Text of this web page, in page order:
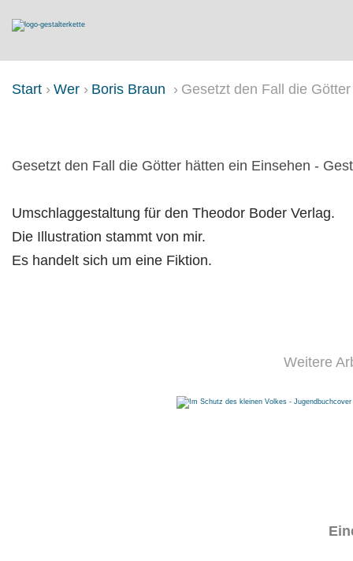
Start Wer Boris Braun Gesetzt den Fall die
Gesetzt den Fall die Götter hätten ein Einsehen -
Umschlaggestaltung für den Theodor Boder Verlag.
Die Illustration stammt von mir.
Es handelt sich um eine Fiktion.
Weitere